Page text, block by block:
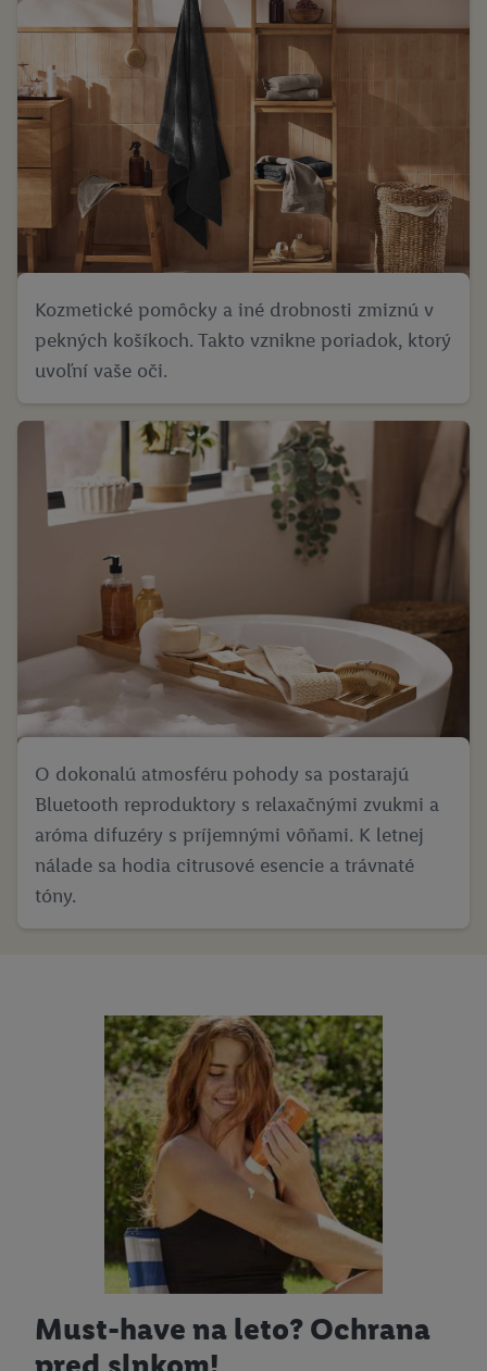
Kozmetické pomôcky a iné drobnosti zmiznú v
pekných košíkoch. Takto vznikne poriadok, ktorý
uvoľní vaše oči.
O dokonalú atmosféru pohody sa postarajú
Bluetooth reproduktory s relaxačnými zvukmi a
aróma difuzéry s príjemnými vôňami. K letnej
nálade sa hodia citrusové esencie a trávnaté
tóny.
Must-have na leto? Ochrana